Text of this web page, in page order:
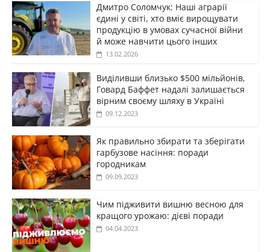
Дмитро Соломчук: Наші аграрії
єдині у світі, хто вміє вирощувати
продукцію в умовах сучасної війни
й може навчити цього інших
13.02.2026
Виділивши близько $500 мільйонів,
Говард Баффет надалі залишається
вірним своєму шляху в Україні
09.12.2023
Як правильно збирати та зберігати
гарбузове насіння: поради
городникам
09.09.2023
Чим підживити вишню весною для
кращого урожаю: дієві поради
04.04.2023